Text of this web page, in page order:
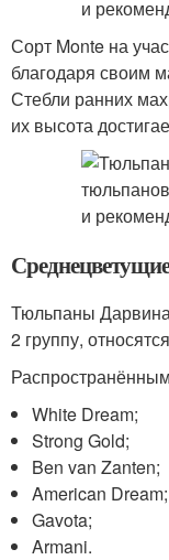
Сорт Monte на
благодаря своим
Стебли ранних
их высота
Тюльпаны
2 группу,
White Dream;
Strong Gold;
Ben van Zanten;
American Dream;
Gavota;
Armani.